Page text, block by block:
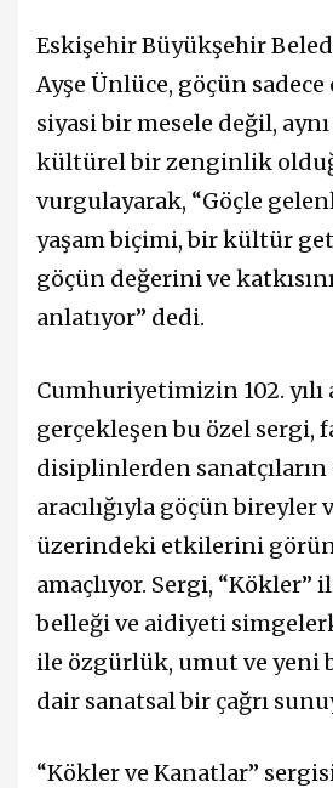
Eskişehir Büyükşehir
Ayşe Ünlüce, göçün
siyasi bir mesele değil,
kültürel bir zenginlik
vurgulayarak, “Göçle
yaşam biçimi, bir kültür
göçün değerini ve
anlatıyor” dedi.
Cumhuriyetimizin 102. yılı
gerçekleşen bu özel sergi,
disiplinlerden sanatçıların
aracılığıyla göçün
üzerindeki etkilerini
amaçlıyor. Sergi, “Kökler”
belleği ve aidiyeti
ile özgürlük, umut ve yeni
dair sanatsal bir çağrı
“Kökler ve Kanatlar”